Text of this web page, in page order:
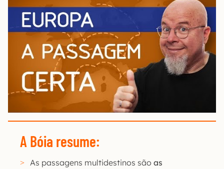
A Bóia resume:
As passagens multidestinos são as